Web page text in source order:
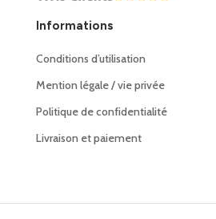
Informations
Conditions d’utilisation
Mention légale / vie privée
Politique de confidentialité
Livraison et paiement